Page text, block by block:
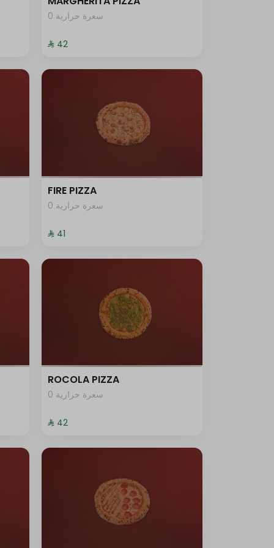
0 سعرة حرارية
⁨⁦‪‬ 42⁩
FIRE PIZZA
0 سعرة حرارية
⁨⁦‪‬ 41⁩
ROCOLA PIZZA
0 سعرة حرارية
⁨⁦‪‬ 42⁩